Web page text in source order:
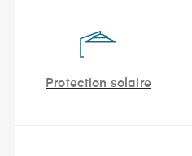
Protection solaire